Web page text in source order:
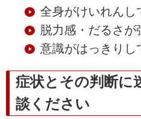
全身がけいれんし
脱力感・だるさが
意識がはっきりし
症状とその判断に
談ください